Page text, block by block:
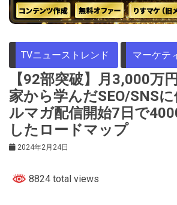
TVニューストレンド マーケテ
【92部突破】月3,000万
家から学んだSEO/SNS
ルマガ配信開始7日で
したロードマップ
2024年2月24日
8824 total views